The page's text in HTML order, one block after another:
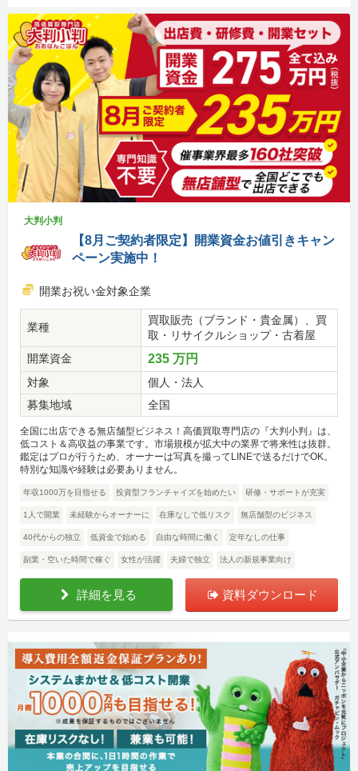
大判小判
【8月ご契約者限定】開業資金お値引きキャン
ペーン実施中！
開業お祝い金対象企業
業種
買取販売（ブランド・貴金属）、買
取・リサイクルショップ・古着屋
開業資金
235 万円
対象
個人・法人
募集地域
全国
全国に出店できる無店舗型ビジネス！高価買取専門店の『大判小判』は、
低コスト＆高収益の事業です。市場規模が拡大中の業界で将来性は抜群。
鑑定はプロが行うため、オーナーは写真を撮ってLINEで送るだけでOK。
特別な知識や経験は必要ありません。
年収1000万を目指せる 投資型フランチャイズを始めたい 研修・サポートが充実
1人で開業 未経験からオーナーに 在庫なしで低リスク 無店舗型のビジネス
40代からの独立 低資金で始める 自由な時間に働く 定年なしの仕事
副業・空いた時間で稼ぐ 女性が活躍 夫婦で独立 法人の新規事業向け
詳細を見る 資料ダウンロード